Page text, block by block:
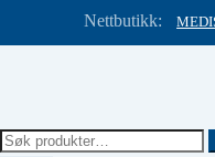
Nettbutikk:
Søk